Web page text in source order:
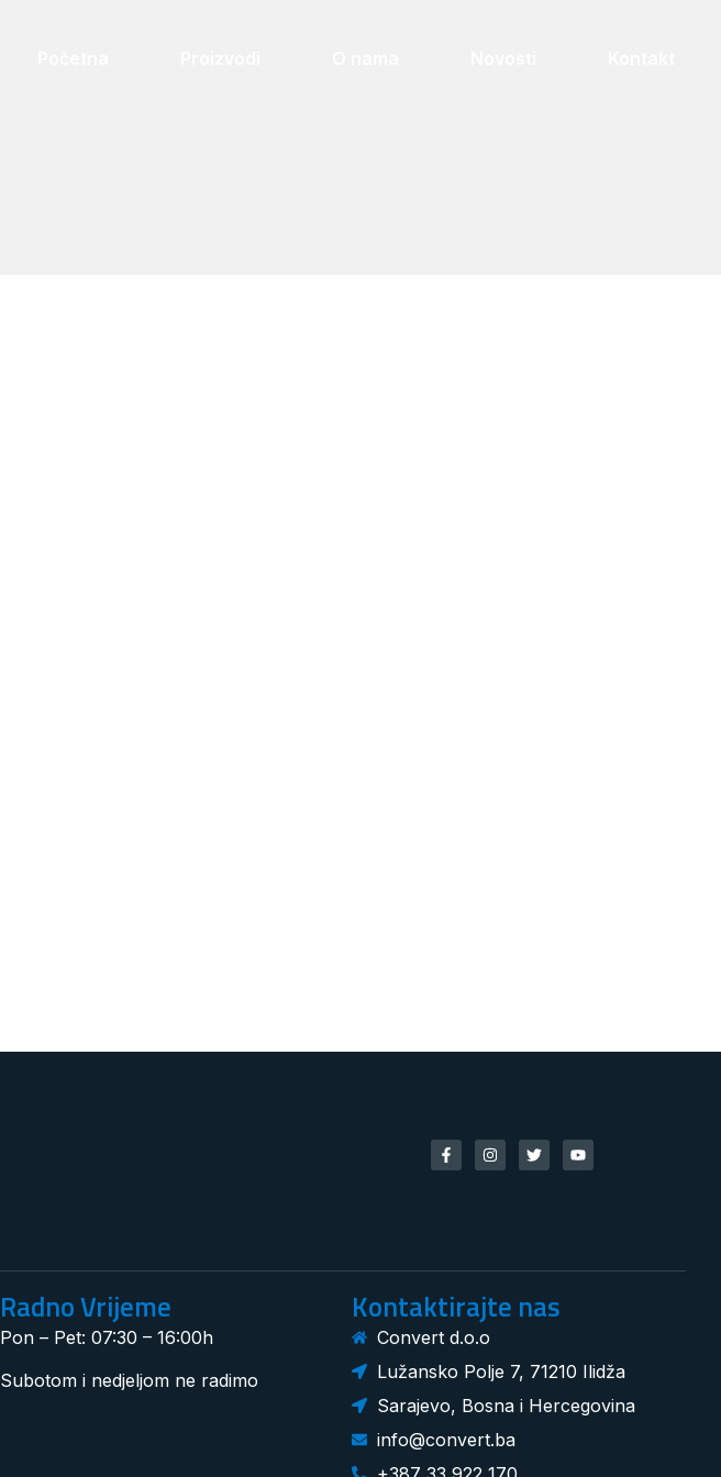
Radno Vrijeme
Pon – Pet: 07:30 – 16:00h
Subotom i nedjeljom ne radimo
Kontaktirajte nas
Convert d.o.o
Lužansko Polje 7, 71210 Ilidža
Sarajevo, Bosna i Hercegovina
info@convert.ba